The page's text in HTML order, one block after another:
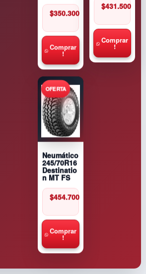
$350.300
Comprar
!
$431.500
Comprar
!
Neumático
245/70R16
Destinatio
n MT FS
$454.700
Comprar
!